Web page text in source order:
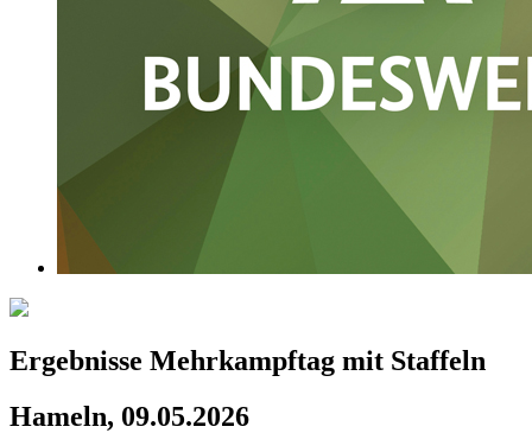
Ergebnisse Mehrkampftag mit Staffeln
Hameln, 09.05.2026